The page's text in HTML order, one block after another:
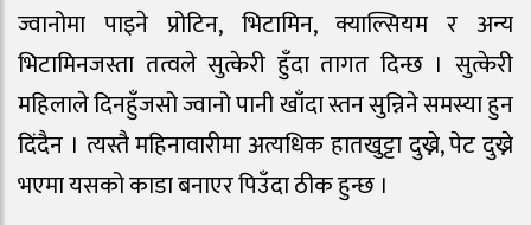
ज्वानोमा पाइने प्रोटिन, भिटामिन, क्याल्सियम र अन्य
भिटामिनजस्ता तत्वले सुत्केरी हुँदा तागत दिन्छ । सुत्केरी
महिलाले दिनहुँजसो ज्वानो पानी खाँदा स्तन सुन्निने समस्या हुन
दिंदैन । त्यस्तै महिनावारीमा अत्यधिक हातखुट्टा दुख्ने, पेट दुख्ने
भएमा यसको काडा बनाएर पिउँदा ठीक हुन्छ ।